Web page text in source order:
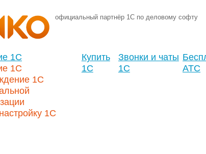
официальный партнёр 1С по деловому софту
1С
1С
1С
1С
Купить
1С
Звонки и чаты
1С
АТС